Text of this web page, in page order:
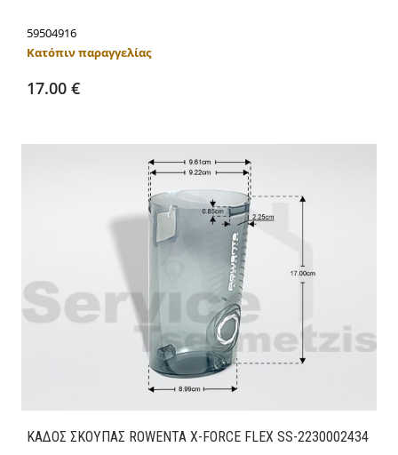
59504916
Κατόπιν παραγγελίας
17.00 €
ΚΑΔΟΣ ΣΚΟΥΠΑΣ ROWENTA X-FORCE FLEX SS-2230002434